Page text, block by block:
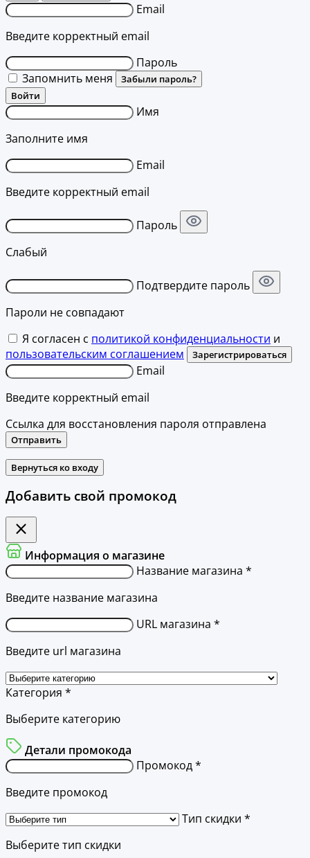
Email
Введите корректный email
Пароль
Запомнить меня
Забыли пароль?
Войти
Имя
Заполните имя
Email
Введите корректный email
Пароль
Слабый
Подтвердите пароль
Пароли не совпадают
Я согласен с политикой конфиденциальности и
пользовательским соглашением
Зарегистрироваться
Email
Введите корректный email
Ссылка для восстановления пароля отправлена
Отправить
Вернуться ко входу
Добавить свой промокод
Информация о магазине
Название магазина *
Введите название магазина
URL магазина *
Введите url магазина
Категория *
Выберите категорию
Детали промокода
Промокод *
Введите промокод
Тип скидки *
Выберите тип скидки